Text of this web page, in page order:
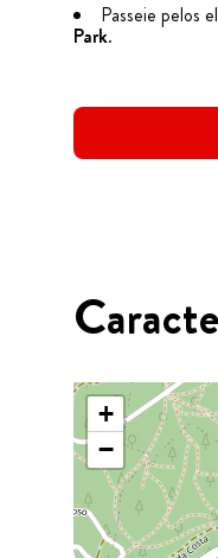
Passeie pelos
Park.
+
−